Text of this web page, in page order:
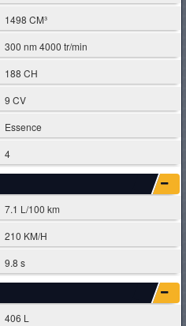
1498 CM³
300 nm 4000 tr/min
188 CH
9 CV
Essence
4
7.1 L/100 km
210 KM/H
9.8 s
406 L